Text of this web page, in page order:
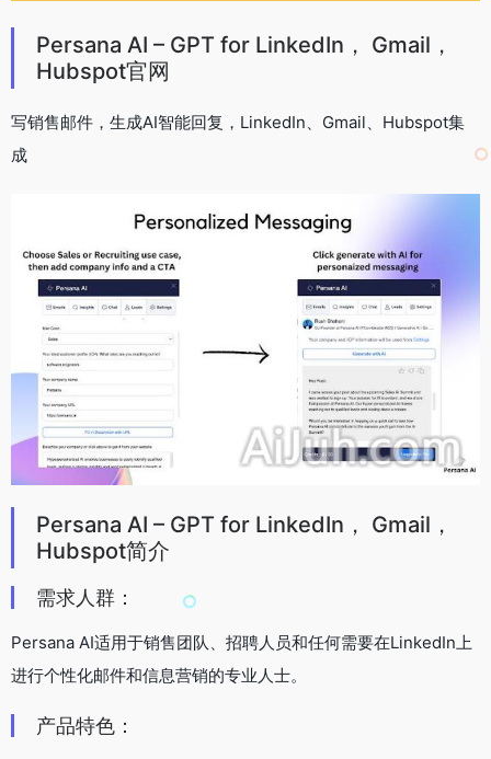
Persana AI – GPT for LinkedIn， Gmail，
Hubspot官网
写销售邮件，生成AI智能回复，LinkedIn、Gmail、Hubspot集
成
Persana AI – GPT for LinkedIn， Gmail，
Hubspot简介
需求人群：
Persana AI适用于销售团队、招聘人员和任何需要在LinkedIn上
进行个性化邮件和信息营销的专业人士。
产品特色：